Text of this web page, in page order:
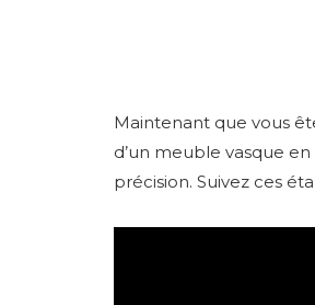
Maintenant que vous
d’un meuble vasque
précision. Suivez ces